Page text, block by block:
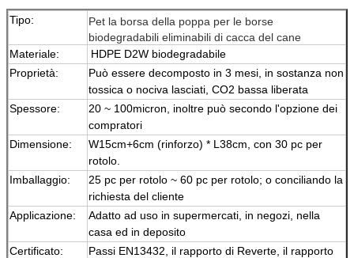
Tipo:
Pet la borsa della poppa per le borse
biodegradabili eliminabili di cacca del cane
Materiale:
HDPE D2W biodegradabile
Proprietà:
Può essere decomposto in 3 mesi, in sostanza non
tossica o nociva lasciati, CO2 bassa liberata
Spessore:
20 ~ 100micron, inoltre può secondo l'opzione dei
compratori
Dimensione:
W15cm+6cm (rinforzo) * L38cm, con 30 pc per
rotolo.
Imballaggio:
25 pc per rotolo ~ 60 pc per rotolo; o conciliando la
richiesta del cliente
Applicazione:
Adatto ad uso in supermercati, in negozi, nella
casa ed in deposito
Certificato:
Passi EN13432, il rapporto di Reverte, il rapporto